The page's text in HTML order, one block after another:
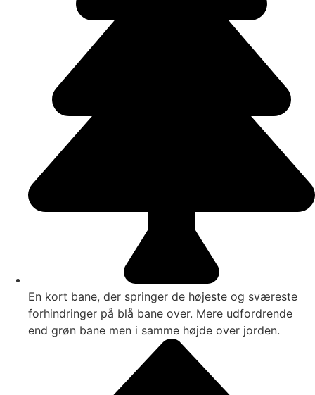
En kort bane, der springer de højeste og sværeste
forhindringer på blå bane over. Mere udfordrende
end grøn bane men i samme højde over jorden.